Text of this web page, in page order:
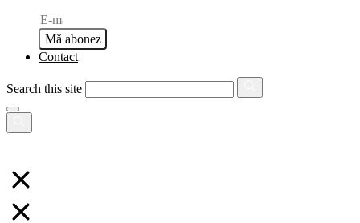
Mă abonez
Contact
Search this site